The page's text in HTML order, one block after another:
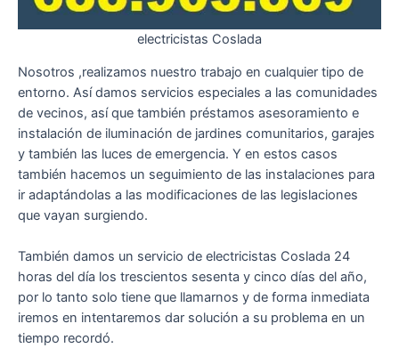
electricistas Coslada
Nosotros ,realizamos nuestro trabajo en cualquier tipo de
entorno. Así damos servicios especiales a las comunidades
de vecinos, así que también préstamos asesoramiento e
instalación de iluminación de jardines comunitarios, garajes
y también las luces de emergencia. Y en estos casos
también hacemos un seguimiento de las instalaciones para
ir adaptándolas a las modificaciones de las legislaciones
que vayan surgiendo.
También damos un servicio de electricistas Coslada 24
horas del día los trescientos sesenta y cinco días del año,
por lo tanto solo tiene que llamarnos y de forma inmediata
iremos en intentaremos dar solución a su problema en un
tiempo recordó.